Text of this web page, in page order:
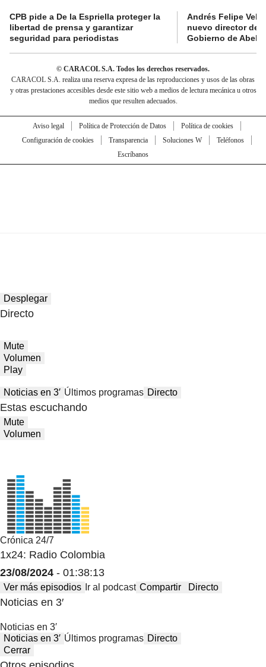
CPB pide a De la Espriella proteger la
libertad de prensa y garantizar
seguridad para periodistas
Andrés Felipe
nuevo director de
Gobierno de
© CARACOL S.A. Todos los derechos reservados.
CARACOL S.A. realiza una reserva expresa de las reproducciones y usos de las obras
y otras prestaciones accesibles desde este sitio web a medios de lectura mecánica u otros
medios que resulten adecuados.
Aviso legal Política de Protección de Datos
Política de cookies
Configuración de cookies
Transparencia Soluciones W
Teléfonos
Escríbanos
Desplegar
Directo
Mute
Volumen
Play
Noticias en 3′ Últimos programas Directo
Estas escuchando
Mute
Volumen
Crónica 24/7
1x24: Radio Colombia
23/08/2024 - 01:38:13
Ver más episodios Ir al podcast Compartir Directo
Noticias en 3′
Noticias en 3′
Noticias en 3′ Últimos programas Directo
Cerrar